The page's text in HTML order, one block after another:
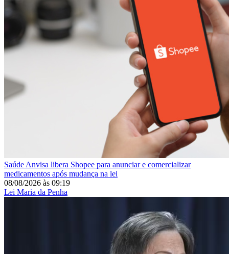
Saúde Anvisa libera Shopee para anunciar e comercializar
medicamentos após mudança na lei
08/08/2026 às 09:19
Lei Maria da Penha